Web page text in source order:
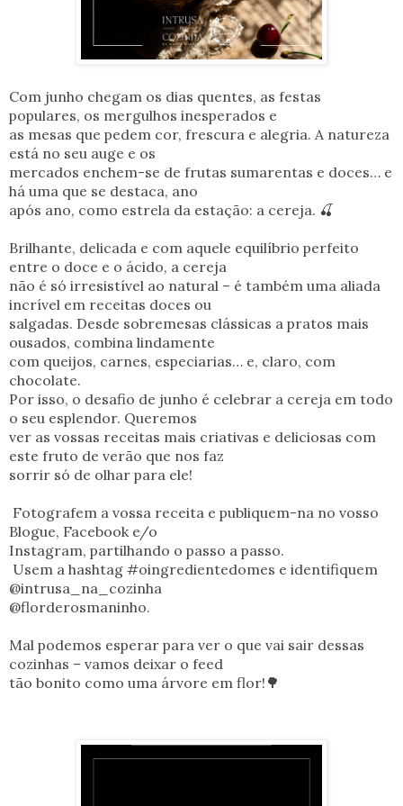
Com junho chegam os dias quentes, as festas
populares, os mergulhos inesperados e
as mesas que pedem cor, frescura e alegria. A natureza
está no seu auge e os
mercados enchem-se de frutas sumarentas e doces… e
há uma que se destaca, ano
após ano, como estrela da estação: a cereja. 🍒
Brilhante, delicada e com aquele equilíbrio perfeito
entre o doce e o ácido, a cereja
não é só irresistível ao natural – é também uma aliada
incrível em receitas doces ou
salgadas. Desde sobremesas clássicas a pratos mais
ousados, combina lindamente
com queijos, carnes, especiarias… e, claro, com
chocolate.
Por isso, o desafio de junho é celebrar a cereja em todo
o seu esplendor. Queremos
ver as vossas receitas mais criativas e deliciosas com
este fruto de verão que nos faz
sorrir só de olhar para ele!
Fotografem a vossa receita e publiquem-na no vosso
Blogue, Facebook e/o
Instagram, partilhando o passo a passo.
Usem a hashtag #oingredientedomes e identifiquem
@intrusa_na_cozinha
@florderosmaninho.
Mal podemos esperar para ver o que vai sair dessas
cozinhas – vamos deixar o feed
tão bonito como uma árvore em flor!🌳